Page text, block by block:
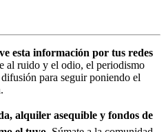
esta información por tus redes
al ruido y el odio, el periodismo
para seguir poniendo el
alquiler asequible y fondos de